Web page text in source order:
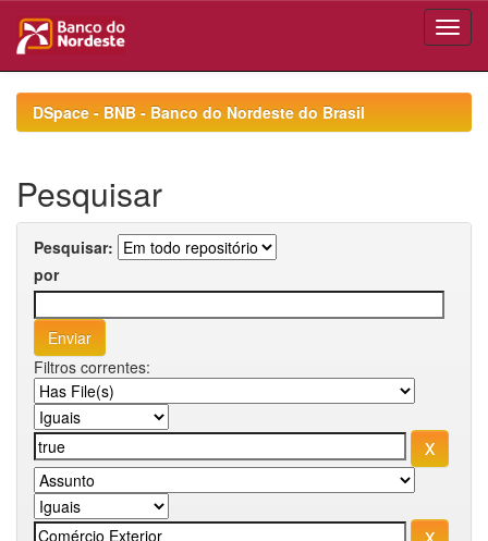
navigationDSpace - BNB - Banco do Nordeste do Brasil
Pesquisar
Pesquisar:
por
Filtros correntes: